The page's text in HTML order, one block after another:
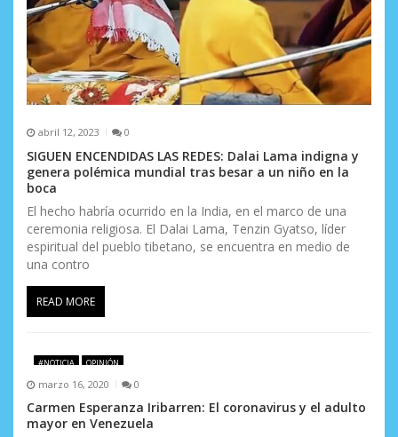
abril 12, 2023 0
SIGUEN ENCENDIDAS LAS REDES: Dalai Lama indigna y
genera polémica mundial tras besar a un niño en la
boca
El hecho habría ocurrido en la India, en el marco de una
ceremonia religiosa. El Dalai Lama, Tenzin Gyatso, líder
espiritual del pueblo tibetano, se encuentra en medio de
una contro
READ MORE
#NOTICIA OPINIÓN
marzo 16, 2020 0
Carmen Esperanza Iribarren: El coronavirus y el adulto
mayor en Venezuela